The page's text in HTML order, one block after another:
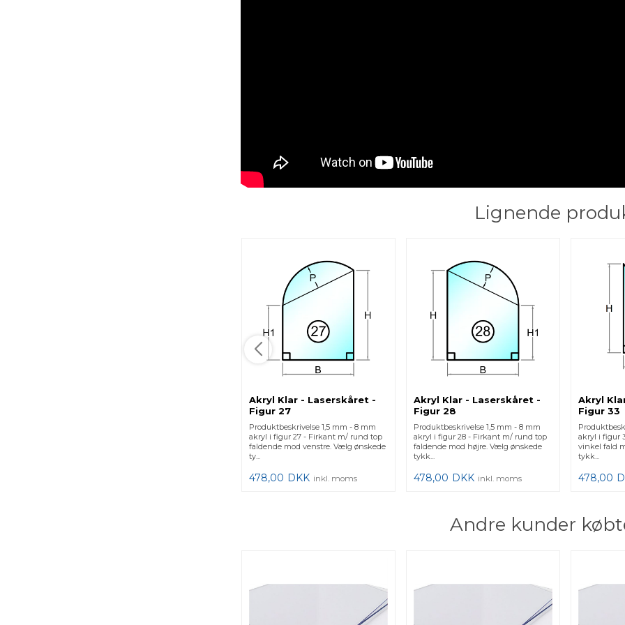
Lignende
Akryl Klar - Laserskåret -
Figur 27
Produktbeskrivelse 1,5 mm - 8 mm
akryl i figur 27 - Firkant m/ rund top
faldende mod venstre. Vælg ønskede
ty...
478,00 DKK inkl. moms
Akryl Klar - Laserskåret -
Figur 28
Produktbeskrivelse 1,5 mm - 8 mm
akryl i figur 28 - Firkant m/ rund top
faldende mod højre. Vælg ønskede
tykk...
478,00 DKK inkl. moms
Akryl
Figur 33
akryl i figur
vinkel fald
tykk...
478,00
Andre kunder